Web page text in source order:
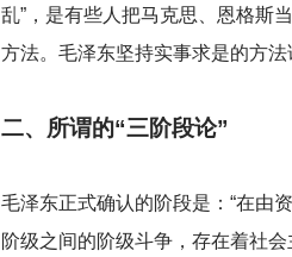
乱”，是有些人把马克思、恩格斯
方法。毛泽东坚持实事求是的方法
二、所谓的“三阶段论”
毛泽东正式确认的阶段是：“在由
阶级之间的阶级斗争，存在着社